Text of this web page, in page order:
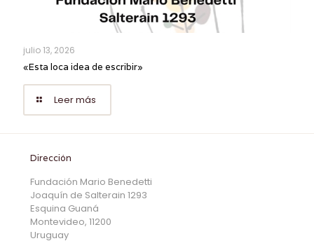
julio 13, 2026
«Esta loca idea de escribir»
Leer más
Dirección
Fundación Mario Benedetti
Joaquín de Salterain 1293
Esquina Guaná
Montevideo, 11200
Uruguay